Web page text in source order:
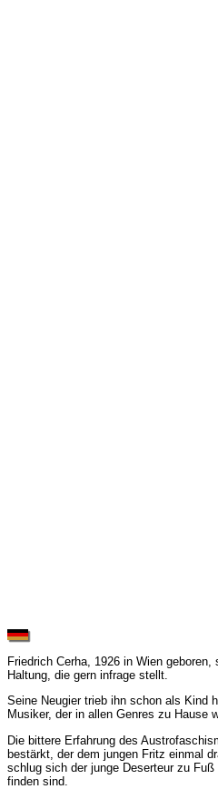
Friedrich Cerha, 1926 in Wien
Haltung, die gern infrage stellt.
Seine Neugier trieb ihn schon als Kind
Musiker, der in allen Genres zu Hause
Die bittere Erfahrung des
bestärkt, der dem jungen Fritz einmal
schlug sich der junge Deserteur zu
finden sind.